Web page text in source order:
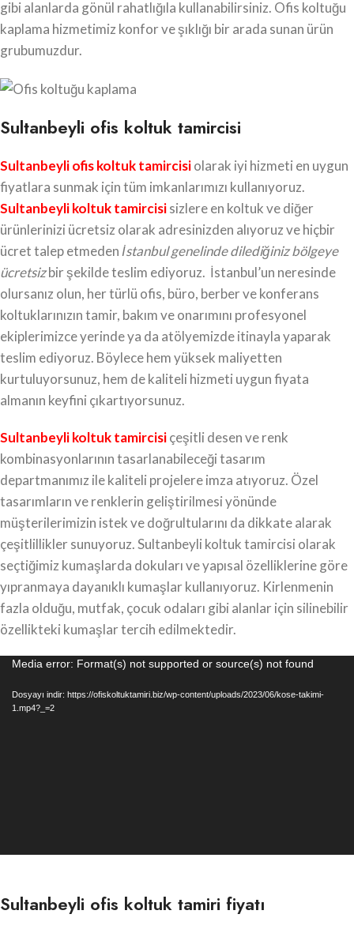
gibi alanlarda gönül rahatlığıla kullanabilirsiniz. Ofis koltuğu
kaplama hizmetimiz konfor ve şıklığı bir arada sunan ürün
grubumuzdur.
Sultanbeyli ofis koltuk tamircisi
Sultanbeyli ofis koltuk tamircisiolarak iyi hizmeti en uygun
fiyatlara sunmak için tüm imkanlarımızı kullanıyoruz.
Sultanbeyli koltuk tamircisisizlere en koltuk ve diğer
ürünlerinizi ücretsiz olarak adresinizden alıyoruz ve hiçbir
ücret talep etmedenİstanbul genelinde dilediğiniz bölgeye
ücretsizbir şekilde teslim ediyoruz. İstanbul’un neresinde
olursanız olun, her türlü ofis, büro, berber ve konferans
koltuklarınızın tamir, bakım ve onarımını profesyonel
ekiplerimizce yerinde ya da atölyemizde itinayla yaparak
teslim ediyoruz. Böylece hem yüksek maliyetten
kurtuluyorsunuz, hem de kaliteli hizmeti uygun fiyata
almanın keyfini çıkartıyorsunuz.
Sultanbeyli koltuk tamircisiçeşitli desen ve renk
kombinasyonlarının tasarlanabileceği tasarım
departmanımız ile kaliteli projelere imza atıyoruz. Özel
tasarımların ve renklerin geliştirilmesi yönünde
müşterilerimizin istek ve doğrultularını da dikkate alarak
çeşitlillikler sunuyoruz. Sultanbeyli koltuk tamircisi olarak
seçtiğimiz kumaşlarda dokuları ve yapısal özelliklerine göre
yıpranmaya dayanıklı kumaşlar kullanıyoruz. Kirlenmenin
fazla olduğu, mutfak, çocuk odaları gibi alanlar için silinebilir
özellikteki kumaşlar tercih edilmektedir.
Video
oynatıcı
Media error: Format(s) not supported or source(s) not found
Dosyayı indir: https://ofiskoltuktamiri.biz/wp-content/uploads/2023/06/kose-takimi-
1.mp4?_=2
Sultanbeyli ofis koltuk tamiri fiyatı